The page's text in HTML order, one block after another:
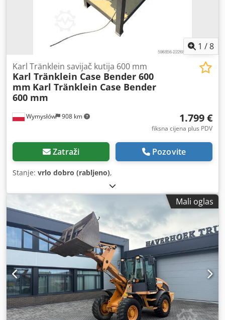
1 /8
Wymysłów 908 km
Karl Tränklein savijač kutija 600 mm
Karl Tränklein Case Bender 600
mm Karl Tränklein Case Bender
600 mm
1.799 €
fiksna cijena plus PDV
Zatraži Pozovite
Stanje: vrlo dobro (rabljeno),
Mali oglas